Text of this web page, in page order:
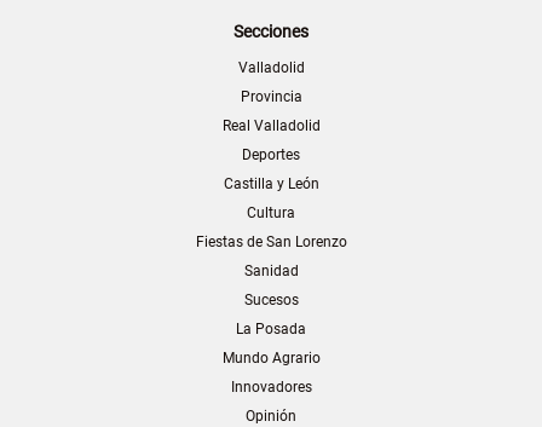
Secciones
Valladolid
Provincia
Real Valladolid
Deportes
Castilla y León
Cultura
Fiestas de San Lorenzo
Sanidad
Sucesos
La Posada
Mundo Agrario
Innovadores
Opinión